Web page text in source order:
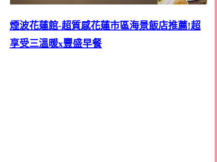
煙波花蓮館-超質感花蓮市區海景飯店推薦!超
享受三溫暖x豐盛早餐